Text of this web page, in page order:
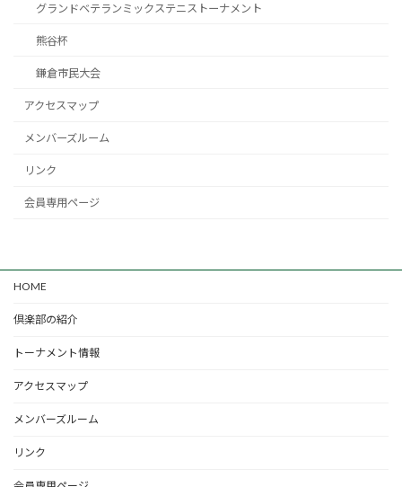
グランドベテランミックステニストーナメント
熊谷杯
鎌倉市民大会
アクセスマップ
メンバーズルーム
リンク
会員専用ページ
HOME
倶楽部の紹介
トーナメント情報
アクセスマップ
メンバーズルーム
リンク